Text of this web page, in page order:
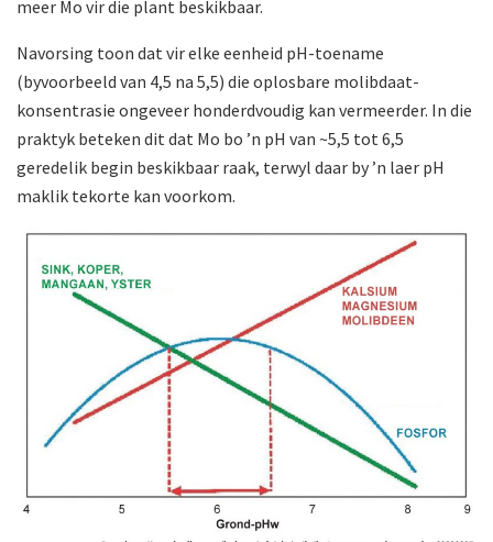
meer Mo vir die plant beskikbaar.
Navorsing toon dat vir elke eenheid pH-toename
(byvoorbeeld van 4,5 na 5,5) die oplosbare molibdaat-
konsentrasie ongeveer honderdvoudig kan vermeerder. In die
praktyk beteken dit dat Mo bo ’n pH van ~5,5 tot 6,5
geredelik begin beskikbaar raak, terwyl daar by ’n laer pH
maklik tekorte kan voorkom.